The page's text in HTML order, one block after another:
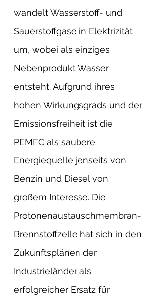
wandelt Wasserstoff- und
Sauerstoffgase in Elektrizität
um, wobei als einziges
Nebenprodukt Wasser
entsteht. Aufgrund ihres
hohen Wirkungsgrads und der
Emissionsfreiheit ist die
PEMFC als saubere
Energiequelle jenseits von
Benzin und Diesel von
großem Interesse. Die
Protonenaustauschmembran-
Brennstoffzelle hat sich in den
Zukunftsplänen der
Industrieländer als
erfolgreicher Ersatz für